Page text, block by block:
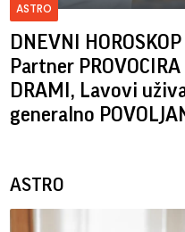
ASTRO
DNEVNI
Partner
DRAMI, Lavovi
generalno
ASTRO